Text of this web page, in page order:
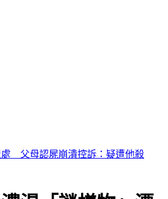
名海員受困波斯灣